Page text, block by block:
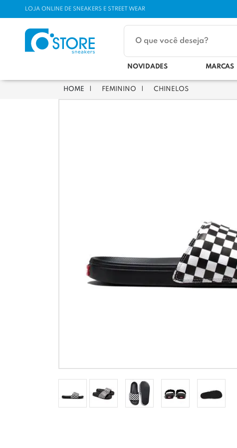
LOJA ONLINE DE SNEAKERS E STREET WEAR
NOVIDADES MARCAS
FEMININO CHINELOS